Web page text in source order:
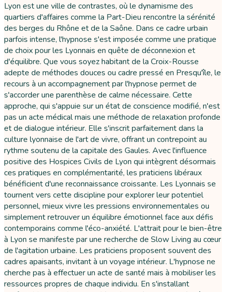
Lyon est une ville de contrastes, où le dynamisme des
quartiers d'affaires comme la Part-Dieu rencontre la sérénité
des berges du Rhône et de la Saône. Dans ce cadre urbain
parfois intense, l'hypnose s'est imposée comme une pratique
de choix pour les Lyonnais en quête de déconnexion et
d'équilibre. Que vous soyez habitant de la Croix-Rousse
adepte de méthodes douces ou cadre pressé en Presqu'île, le
recours à un accompagnement par l'hypnose permet de
s'accorder une parenthèse de calme nécessaire. Cette
approche, qui s'appuie sur un état de conscience modifié, n'est
pas un acte médical mais une méthode de relaxation profonde
et de dialogue intérieur. Elle s'inscrit parfaitement dans la
culture lyonnaise de l'art de vivre, offrant un contrepoint au
rythme soutenu de la capitale des Gaules. Avec l'influence
positive des Hospices Civils de Lyon qui intègrent désormais
ces pratiques en complémentarité, les praticiens libéraux
bénéficient d'une reconnaissance croissante. Les Lyonnais se
tournent vers cette discipline pour explorer leur potentiel
personnel, mieux vivre les pressions environnementales ou
simplement retrouver un équilibre émotionnel face aux défis
contemporains comme l'éco-anxiété. L'attrait pour le bien-être
à Lyon se manifeste par une recherche de Slow Living au cœur
de l'agitation urbaine. Les praticiens proposent souvent des
cadres apaisants, invitant à un voyage intérieur. L'hypnose ne
cherche pas à effectuer un acte de santé mais à mobiliser les
ressources propres de chaque individu. En s'installant